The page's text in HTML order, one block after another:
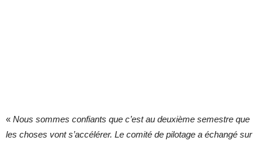
« Nous sommes confiants que c’est au deuxième semestre que
les choses vont s’accélérer. Le comité de pilotage a échangé sur